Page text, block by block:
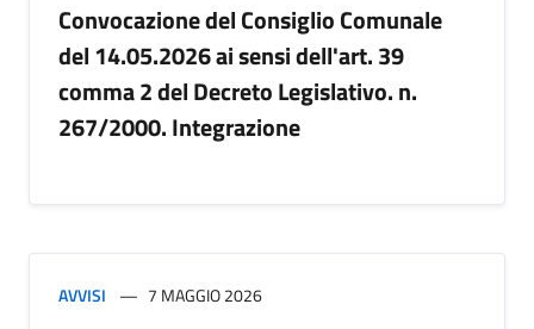
Convocazione del Consiglio Comunale
del 14.05.2026 ai sensi dell'art. 39
comma 2 del Decreto Legislativo. n.
267/2000. Integrazione
AVVISI 7 MAGGIO 2026